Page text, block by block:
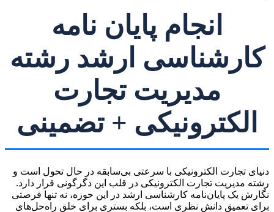
انجام پایان نامه
کارشناسی ارشد رشته
مدیریت تجارت
الکترونیکی + تضمینی
دنیای تجارت الکترونیکی با سرعتی بی‌سابقه در حال تحول است و
رشته مدیریت تجارت الکترونیکی در قلب این دگرگونی قرار دارد.
نگارش یک پایان‌نامه کارشناسی ارشد در این حوزه، نه تنها فرصتی
برای تعمیق دانش نظری است، بلکه بستری برای خلق راه‌حل‌های